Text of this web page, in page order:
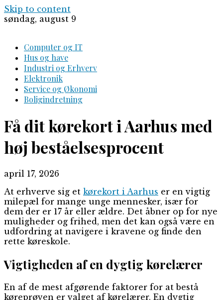
Skip to content
søndag, august 9
Computer og IT
Hus og have
Industri og Erhverv
Elektronik
Service og Økonomi
Boligindretning
Få dit kørekort i Aarhus med
høj beståelsesprocent
april 17, 2026
At erhverve sig et kørekort i Aarhus er en vigtig
milepæl for mange unge mennesker, især for
dem der er 17 år eller ældre. Det åbner op for nye
muligheder og frihed, men det kan også være en
udfordring at navigere i kravene og finde den
rette køreskole.
Vigtigheden af en dygtig kørelærer
En af de mest afgørende faktorer for at bestå
køreprøven er valget af kørelærer. En dygtig